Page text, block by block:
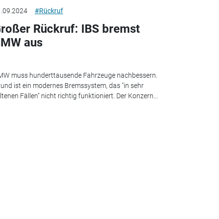
#Rückruf
Rückruf: IBS bremst
aus
muss hunderttausende Fahrzeuge nachbessern.
ist ein modernes Bremssystem, das "in sehr
Fällen" nicht richtig funktioniert. Der Konzern...